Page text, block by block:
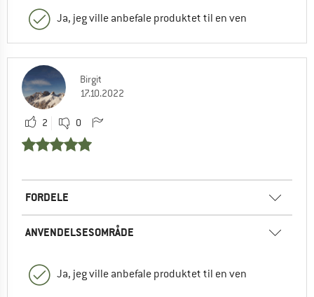
Ja, jeg ville anbefale produktet til en ven
Birgit
17.10.2022
2 0
FORDELE
ANVENDELSESOMRÅDE
Ja, jeg ville anbefale produktet til en ven